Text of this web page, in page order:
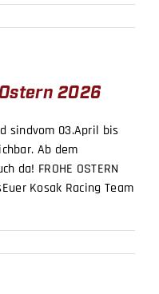
2026
sindvom 03.April bis
Ab dem
da! FROHE OSTERN
Kosak Racing Team